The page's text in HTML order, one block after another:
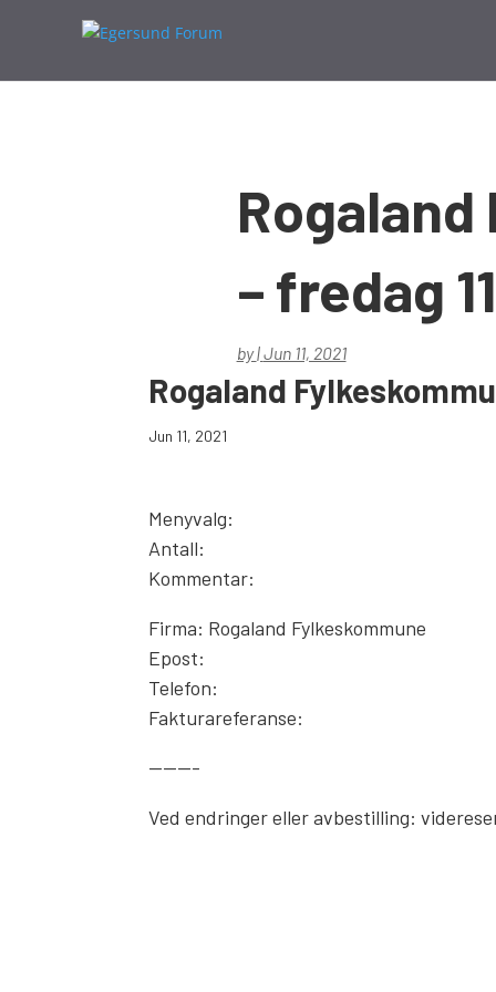
– fredag
by|Jun 11, 2021
Rogaland
Jun 11, 2021
Menyvalg:
Antall:
Kommentar:
Firma: Rogaland Fylkeskommune
Epost:
Telefon:
Fakturareferanse:
———-
Ved endringer eller avbestilling: